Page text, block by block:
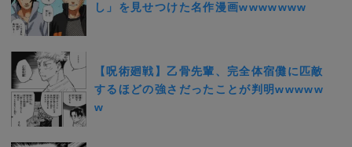
し」を見せつけた名作漫画wwwwwww
【呪術廻戦】乙骨先輩、完全体宿儺に匹敵
するほどの強さだったことが判明wwwww
w